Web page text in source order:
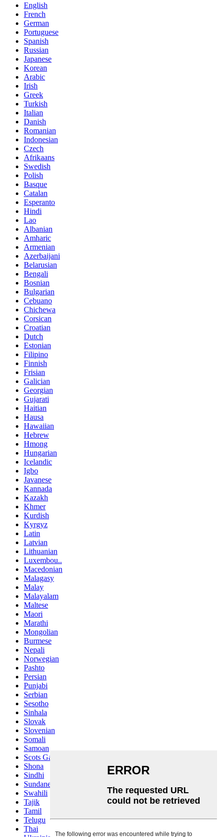
English
French
German
Portuguese
Spanish
Russian
Japanese
Korean
Arabic
Irish
Greek
Turkish
Italian
Danish
Romanian
Indonesian
Czech
Afrikaans
Swedish
Polish
Basque
Catalan
Esperanto
Hindi
Lao
Albanian
Amharic
Armenian
Azerbaijani
Belarusian
Bengali
Bosnian
Bulgarian
Cebuano
Chichewa
Corsican
Croatian
Dutch
Estonian
Filipino
Finnish
Frisian
Galician
Georgian
Gujarati
Haitian
Hausa
Hawaiian
Hebrew
Hmong
Hungarian
Icelandic
Igbo
Javanese
Kannada
Kazakh
Khmer
Kurdish
Kyrgyz
Latin
Latvian
Lithuanian
Luxembou..
Macedonian
Malagasy
Malay
Malayalam
Maltese
Maori
Marathi
Mongolian
Burmese
Nepali
Norwegian
Pashto
Persian
Punjabi
Serbian
Sesotho
Sinhala
Slovak
Slovenian
Somali
Samoan
Scots Gaelic
Shona
Sindhi
Sundanese
Swahili
Tajik
Tamil
Telugu
Thai